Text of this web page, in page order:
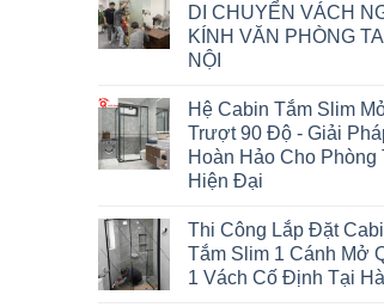
DI CHUYỂN VÁCH
KÍNH VĂN PHÒNG
NỘI
Hệ Cabin Tắm Slim
Trượt 90 Độ - Giải
Hoàn Hảo Cho Phòng
Hiện Đại
Thi Công Lắp Đặt
Tắm Slim 1 Cánh Mở
1 Vách Cố Định Tại
NGUỘI THÉP
HỘP VUÔNG, CHỮ